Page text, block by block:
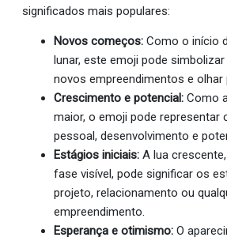
significados mais populares:
Novos começos: Como o início
lunar, este emoji pode
novos empreendimentos e olhar
Crescimento e potencial: Como
maior, o emoji pode representar
pessoal, desenvolvimento e
Estágios iniciais: A lua
fase visível, pode significar os
projeto, relacionamento ou
empreendimento.
Esperança e otimismo: O